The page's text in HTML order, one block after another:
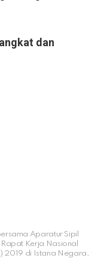
dan
Aparatur Sipil
Kerja Nasional
2019 di Istana Negara,